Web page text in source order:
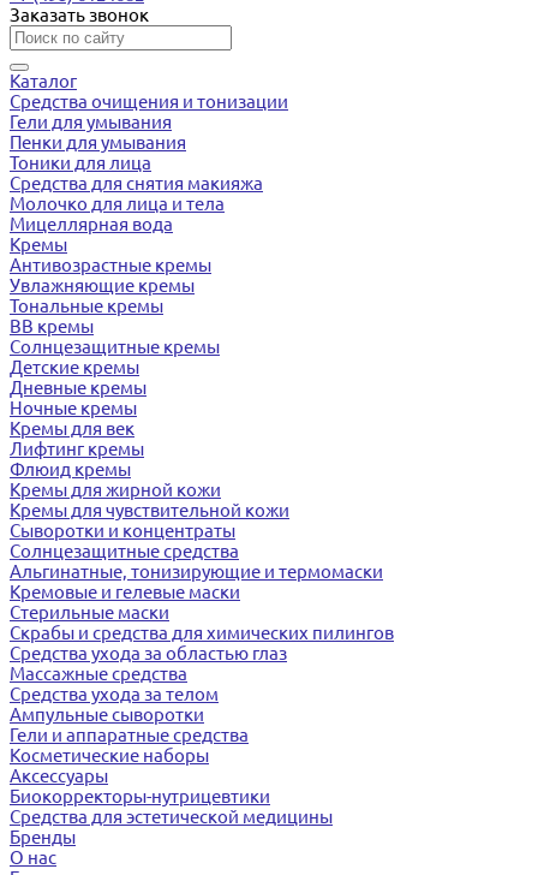
Заказать звонок
Каталог
Средства очищения и тонизации
Гели для умывания
Пенки для умывания
Тоники для лица
Средства для снятия макияжа
Молочко для лица и тела
Мицеллярная вода
Кремы
Антивозрастные кремы
Увлажняющие кремы
Тональные кремы
BB кремы
Солнцезащитные кремы
Детские кремы
Дневные кремы
Ночные кремы
Кремы для век
Лифтинг кремы
Флюид кремы
Кремы для жирной кожи
Кремы для чувствительной кожи
Сыворотки и концентраты
Солнцезащитные средства
Альгинатные, тонизирующие и термомаски
Кремовые и гелевые маски
Стерильные маски
Скрабы и средства для химических пилингов
Средства ухода за областью глаз
Массажные средства
Средства ухода за телом
Ампульные сыворотки
Гели и аппаратные средства
Косметические наборы
Аксессуары
Биокорректоры-нутрицевтики
Средства для эстетической медицины
Бренды
О нас